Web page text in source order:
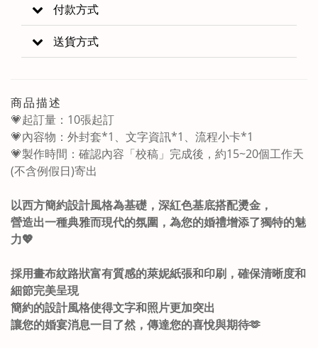
付款方式
送貨方式
商品描述
💗起訂量：10張起訂
💗內容物： 外封套*1、文字資訊*1、流程小卡*1
💗製作時間 ：確認內容「校稿」完成後，約15~20個工作天
(不含例假日)寄出
以西方簡約設計風格為基礎，深紅色基底搭配燙金，
營造出一種典雅而現代的氛圍，為您的婚禮增添了獨特的魅
力💖
採用畫布紋路狀富有質感的萊妮紙張和印刷，確保清晰度和
細節完美呈現
簡約的設計風格使得文字和照片更加突出
讓您的婚宴消息一目了然， 傳達您的喜悅與期待🫶